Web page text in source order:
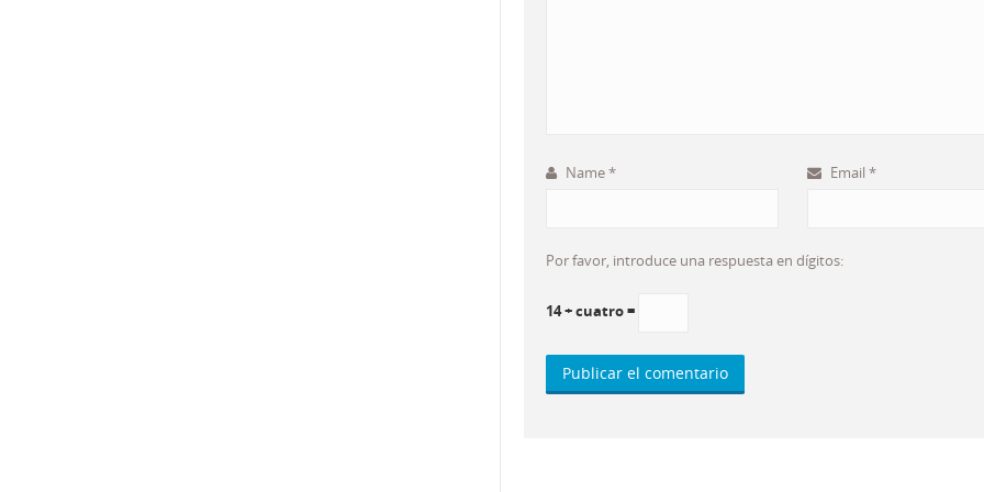
Name* Email *
Por favor, introduce una respuesta en dígitos:
14 + cuatro =